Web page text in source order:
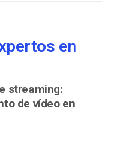
en
streaming:
de vídeo en